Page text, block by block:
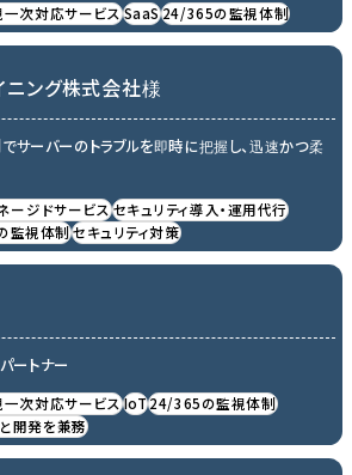
次対応サービスSaaS24/365の監視体制
ニング株式会社様
サーバーのトラブルを即時に把握し、迅速かつ柔
ージドサービスセキュリティ導入・運用代行
監視体制セキュリティ対策
ートナー
次対応サービスIoT24/365の監視体制
開発を兼務